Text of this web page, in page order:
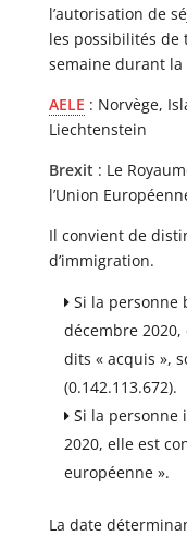
l’autorisation de
les possibilités de
semaine durant
AELE : Norvège,
Liechtenstein
Brexit : Le
l’Union
Il convient de
d’immigration.
Si la personne
décembre
dits « acquis »,
(0.142.113.672).
Si la personne
2020, elle est
européenne ».
La date